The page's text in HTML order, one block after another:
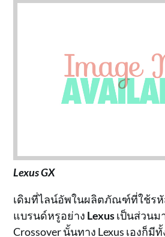
Lexus GX
เดิมที่ไลน์อัพในผลิตภัณฑ์ที่ใช้รหั
แบรนด์หรูอย่าง Lexusเป็นส่วนม
Crossover นั้นทาง Lexus เองก็มี